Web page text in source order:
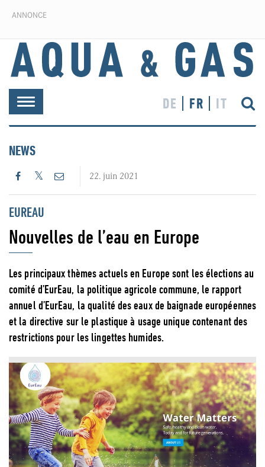
ANNONCE
Toggle
navigation
DE FR IT
NEWS
22. juin 2021
EUREAU
Nouvelles de l’eau en Europe
Les principaux thèmes actuels en Europe sont les élections au
comité d’EurEau, la politique agricole commune, le rapport
annuel d’EurEau, la qualité des eaux de baignade européennes
et la directive sur le plastique à usage unique contenant des
restrictions pour les lingettes humides.